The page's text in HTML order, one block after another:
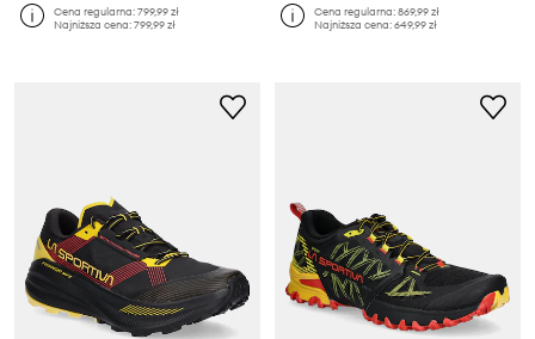
Cena regularna:799,99 zł
Najniższa cena:799,99 zł
Cena regularna:869,99 zł
Najniższa cena:649,99 zł